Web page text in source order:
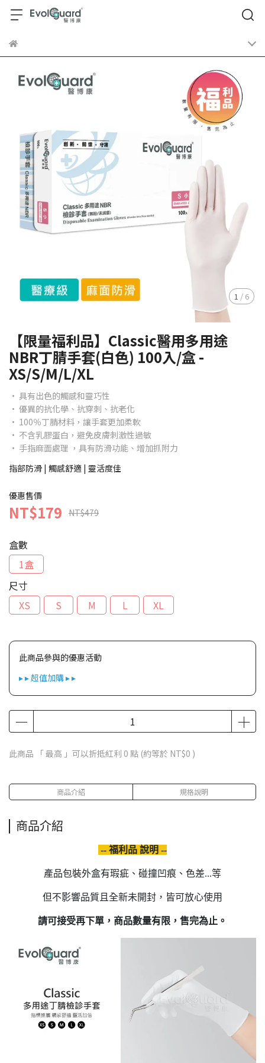
1 / 6
【限量福利品】Classic醫用多用途
NBR丁腈手套(白色) 100入/盒 -
XS/S/M/L/XL
• 具有出色的觸感和靈巧性
• 優異的抗化學、抗穿刺、抗老化
• 100％丁腈材料，讓手套更加柔軟
• 不含乳膠蛋白，避免皮膚刺激性過敏
• 手指麻面處理 ，具有防滑功能、增加抓附力
指部防滑 | 觸感舒適 | 靈活度佳
優惠售價
NT$179 NT$479
盒數
1盒
尺寸
XS
S M L XL
此商品參與的優惠活動
▸ ▸ 超值加購 ▸ ▸
此商品 「 最高 」可以折抵紅利 0 點 (約等於 NT$0 )
商品介紹 規格說明
商品介紹
-- 福利品 說明 --
產品包裝外盒有瑕疵、碰撞凹痕、色差...等
但不影響品質且全新未開封，皆可放心使用
請可接受再下單，商品數量有限，售完為止。